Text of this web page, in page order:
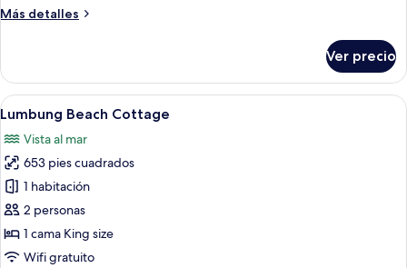
Más detalles
Más
Family
Room
Ver precio
Abrir
todas
las
fotos
de
Lumbung
Beach
Cottage
Un dormitorio con cama, sofá,
15
Lumbung Beach Cottage
Vista al mar
653 pies cuadrados
1 habitación
2 personas
1 cama King size
Wifi gratuito